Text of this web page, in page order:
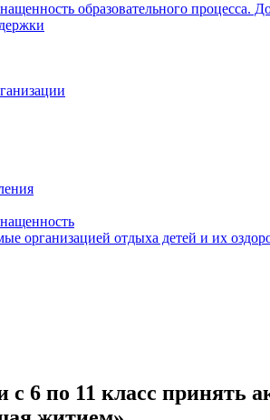
образовательного процесса.
организацией отдыха детей и их
с 6 по 11 класс принять